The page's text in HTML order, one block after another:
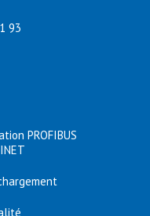
93
PROFIBUS